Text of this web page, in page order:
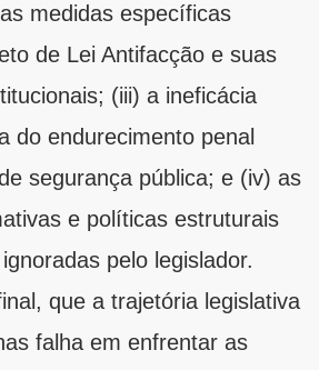
medidas específicas
de Lei Antifacção e suas
(iii) a ineficácia
do endurecimento penal
segurança pública; e (iv) as
e políticas estruturais
pelo legislador.
que a trajetória legislativa
falha em enfrentar as